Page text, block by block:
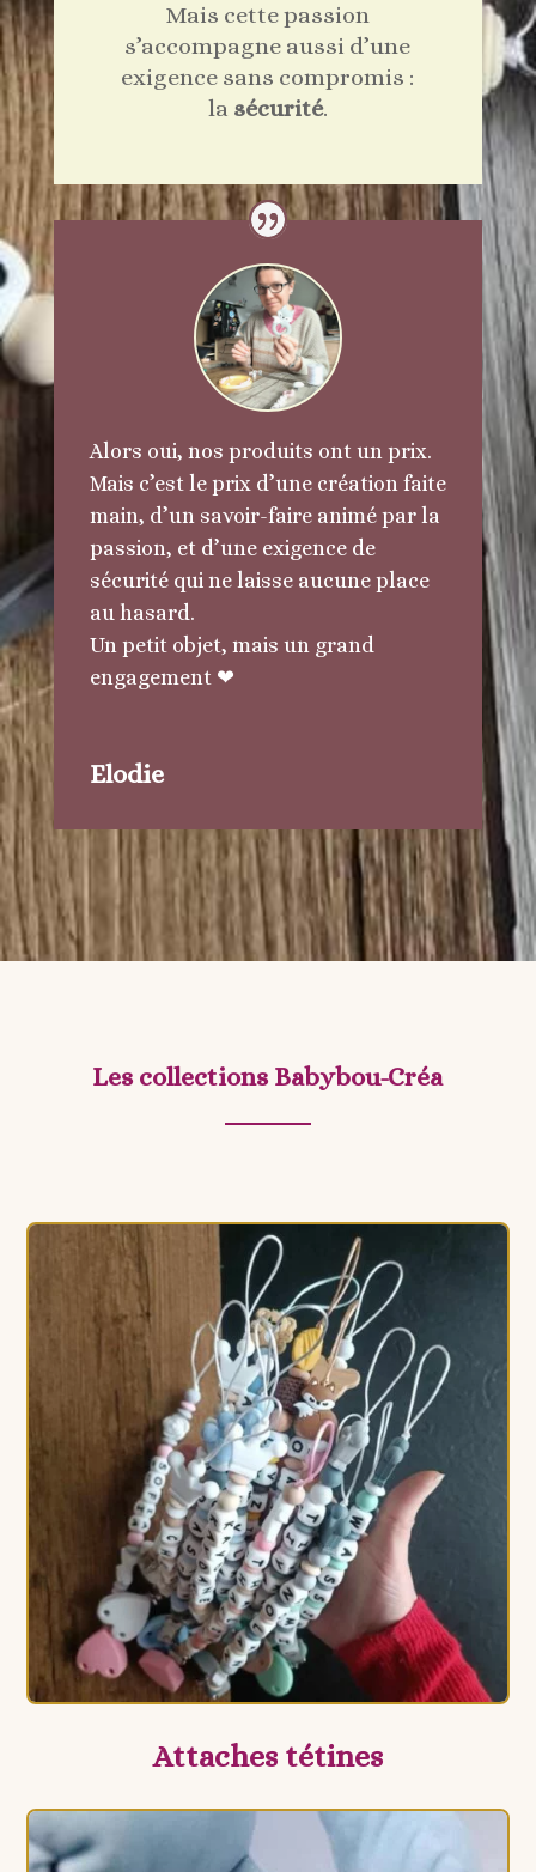
Mais cette passion
s’accompagne aussi d’une
exigence sans compromis :
la sécurité.
Alors oui, nos produits ont un prix.
Mais c’est le prix d’une création faite
main, d’un savoir-faire animé par la
passion, et d’une exigence de
sécurité qui ne laisse aucune place
au hasard.
Un petit objet, mais un grand
engagement ❤
Elodie
Les collections Babybou-Créa
Attaches tétines